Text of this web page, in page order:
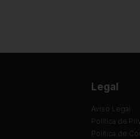
Legal
Aviso Legal
Política de
Política de